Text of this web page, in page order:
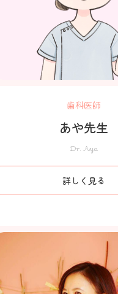
歯科医師
あや先生
Dr. Aya
詳しく見る